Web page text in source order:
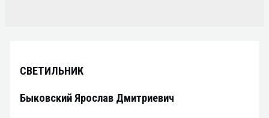
СВЕТИЛЬНИК
Быковский Ярослав Дмитриевич